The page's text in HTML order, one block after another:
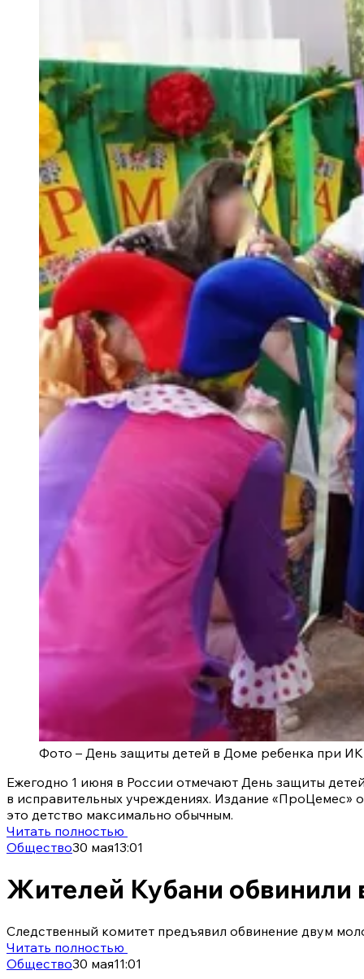
Фото – День защиты детей в Доме ребенка при
Ежегодно 1 июня в России отмечают День защиты
в исправительных учреждениях. Издание «ПроЦемес»
это детство максимально обычным.
Читать полностью
Общество30 мая13:01
Жителей Кубани обвинили
Следственный комитет предъявил обвинение двум
Читать полностью
Общество30 мая11:01